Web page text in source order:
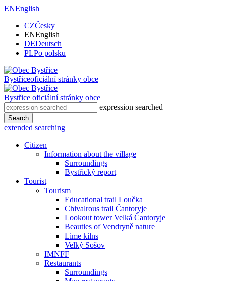
ENEnglish
CZČesky
ENEnglish
DEDeutsch
PLPo polsku
Bystřiceoficiální stránky obce
Bystřice oficiální stránky obce
expression searched
Search
extended searching
Citizen
Information about the village
Surroundings
Bystřický report
Tourist
Tourism
Educational trail Loučka
Chivalrous trail Čantoryje
Lookout tower Velká Čantoryje
Beauties of Vendryně nature
Lime kilns
Velký Sošov
IMNFF
Restaurants
Surroundings